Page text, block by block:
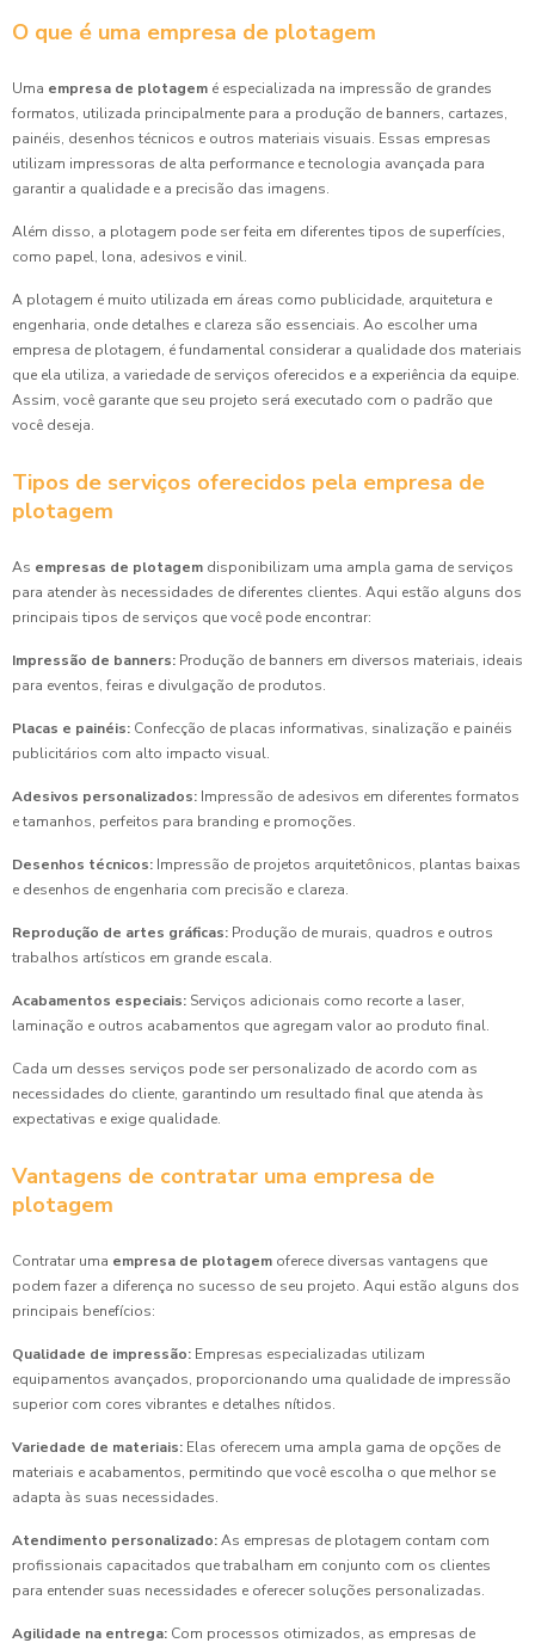
O que é uma empresa de plotagem
Uma empresa de plotagem é especializada na impressão de grandes
formatos, utilizada principalmente para a produção de banners, cartazes,
painéis, desenhos técnicos e outros materiais visuais. Essas empresas
utilizam impressoras de alta performance e tecnologia avançada para
garantir a qualidade e a precisão das imagens.
Além disso, a plotagem pode ser feita em diferentes tipos de superfícies,
como papel, lona, adesivos e vinil.
A plotagem é muito utilizada em áreas como publicidade, arquitetura e
engenharia, onde detalhes e clareza são essenciais. Ao escolher uma
empresa de plotagem, é fundamental considerar a qualidade dos materiais
que ela utiliza, a variedade de serviços oferecidos e a experiência da equipe.
Assim, você garante que seu projeto será executado com o padrão que
você deseja.
Tipos de serviços oferecidos pela empresa de
plotagem
As empresas de plotagem disponibilizam uma ampla gama de serviços
para atender às necessidades de diferentes clientes. Aqui estão alguns dos
principais tipos de serviços que você pode encontrar:
Impressão de banners: Produção de banners em diversos materiais, ideais
para eventos, feiras e divulgação de produtos.
Placas e painéis: Confecção de placas informativas, sinalização e painéis
publicitários com alto impacto visual.
Adesivos personalizados: Impressão de adesivos em diferentes formatos
e tamanhos, perfeitos para branding e promoções.
Desenhos técnicos: Impressão de projetos arquitetônicos, plantas baixas
e desenhos de engenharia com precisão e clareza.
Reprodução de artes gráficas: Produção de murais, quadros e outros
trabalhos artísticos em grande escala.
Acabamentos especiais: Serviços adicionais como recorte a laser,
laminação e outros acabamentos que agregam valor ao produto final.
Cada um desses serviços pode ser personalizado de acordo com as
necessidades do cliente, garantindo um resultado final que atenda às
expectativas e exige qualidade.
Vantagens de contratar uma empresa de
plotagem
Contratar uma empresa de plotagem oferece diversas vantagens que
podem fazer a diferença no sucesso de seu projeto. Aqui estão alguns dos
principais benefícios:
Qualidade de impressão: Empresas especializadas utilizam
equipamentos avançados, proporcionando uma qualidade de impressão
superior com cores vibrantes e detalhes nítidos.
Variedade de materiais: Elas oferecem uma ampla gama de opções de
materiais e acabamentos, permitindo que você escolha o que melhor se
adapta às suas necessidades.
Atendimento personalizado:As empresas de plotagem contam com
profissionais capacitados que trabalham em conjunto com os clientes
para entender suas necessidades e oferecer soluções personalizadas.
Agilidade na entrega: Com processos otimizados, as empresas de